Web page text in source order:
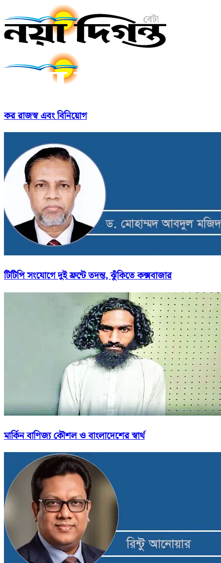
কর রাজস্ব এবং বিনিয়োগ
টিটিপি সংযোগে দুই ফ্রন্টে তদন্ত, ঝুঁকিতে কক্সবাজার
মার্কিন বাণিজ্য কৌশল ও বাংলাদেশের স্বার্থ